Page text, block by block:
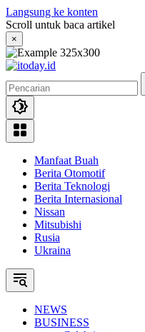
Langsung ke konten
Scroll untuk baca artikel
×
Manfaat Buah
Berita Otomotif
Berita Teknologi
Berita Internasional
Nissan
Mitsubishi
Rusia
Ukraina
NEWS
BUSINESS